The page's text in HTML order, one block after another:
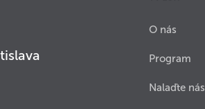
O nás
Program
Nalaďte nás